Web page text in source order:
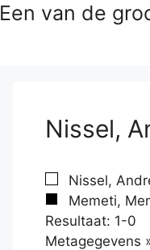
Een van de
Nissel,
Nissel,
Memeti,
Resultaat: 1-0
Metagegevens